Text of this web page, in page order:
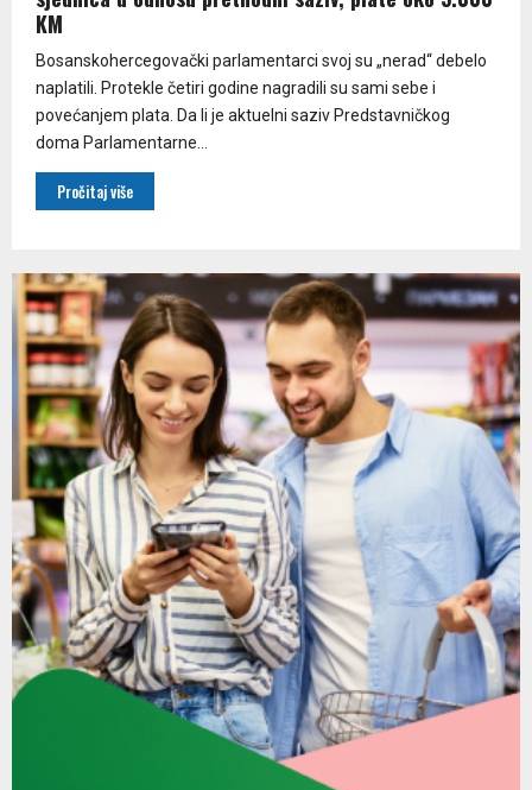
KM
Bosanskohercegovački parlamentarci svoj su „nerad“ debelo
naplatili. Protekle četiri godine nagradili su sami sebe i
povećanjem plata. Da li je aktuelni saziv Predstavničkog
doma Parlamentarne...
Pročitaj više